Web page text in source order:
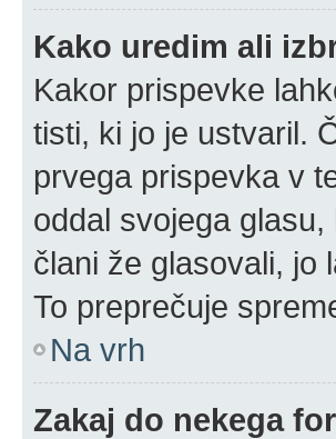
Kako uredim ali
Kakor prispevke
tisti, ki jo je ustvaril.
prvega prispevka v
oddal svojega
člani že glasovali, jo
To preprečuje
Na vrh
Zakaj do nekega